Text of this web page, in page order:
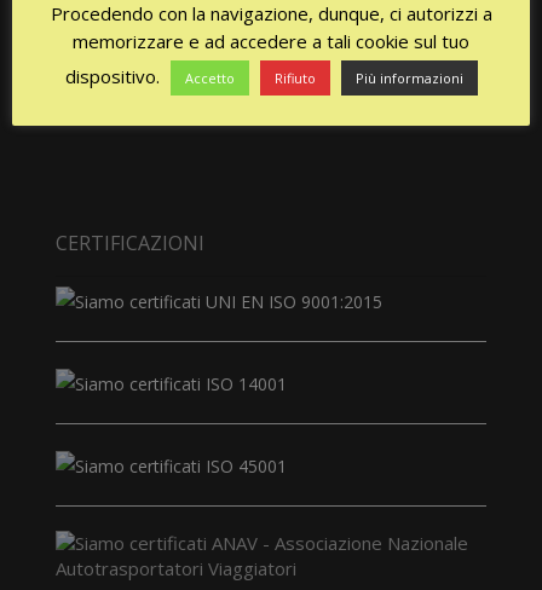
Disponibilità 24/24h tutti i giorni!
CERTIFICAZIONI
Procedendo con la navigazione, dunque, ci autorizzi a
memorizzare e ad accedere a tali cookie sul tuo
dispositivo.
Accetto Rifiuto Più informazioni